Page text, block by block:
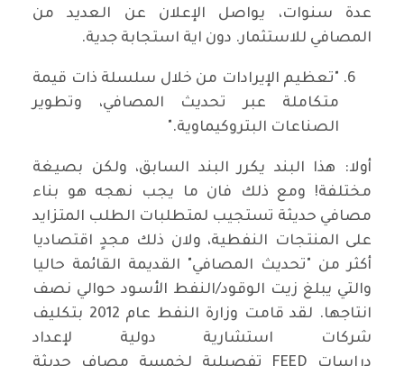
عدة سنوات، يواصل الإعلان عن العديد من
المصافي للاستثمار. دون اية استجابة جدية.
"تعظيم الإيرادات من خلال سلسلة ذات قيمة
متكاملة عبر تحديث المصافي، وتطوير
الصناعات البتروكيماوية."
أولا: هذا البند يكرر البند السابق، ولكن بصيغة
مختلفة! ومع ذلك فان ما يجب نهجه هو بناء
مصافي حديثة تستجيب لمتطلبات الطلب المتزايد
على المنتجات النفطية، ولان ذلك مجدٍ اقتصاديا
أكثر من "تحديث المصافي" القديمة القائمة حاليا
والتي يبلغ زيت الوقود/النفط الأسود حوالي نصف
انتاجها. لقد قامت وزارة النفط عام 2012 بتكليف
شركات استشارية دولية لإعداد